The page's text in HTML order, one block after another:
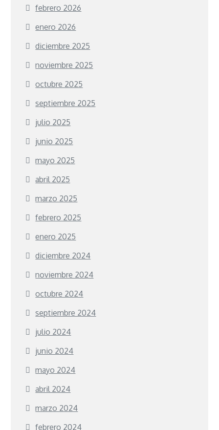
febrero 2026
enero 2026
diciembre 2025
noviembre 2025
octubre 2025
septiembre 2025
julio 2025
junio 2025
mayo 2025
abril 2025
marzo 2025
febrero 2025
enero 2025
diciembre 2024
noviembre 2024
octubre 2024
septiembre 2024
julio 2024
junio 2024
mayo 2024
abril 2024
marzo 2024
febrero 2024